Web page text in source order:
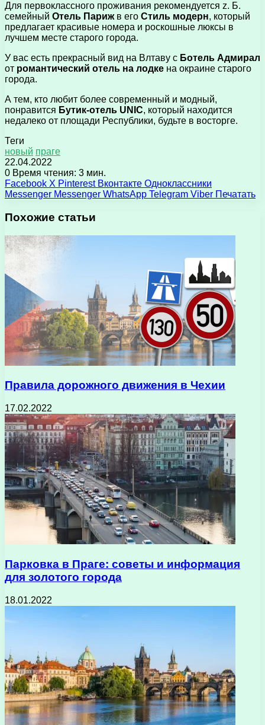
Для первоклассного проживания рекомендуется z. Б.
семейный Отель Парижв его Стиль модерн, который
предлагает красивые номера и роскошные люксы в
лучшем месте старого города.
У вас есть прекрасный вид на Влтаву с Ботель Адмирал
от романтический отель на лодке на окраине старого
города.
А тем, кто любит более современный и модный,
понравится Бутик-отель UNIC, который находится
недалеко от площади Республики, будьте в восторге.
Теги
новый праге
22.04.2022
0 Время чтения: 3 мин.
Facebook X Pinterest Вконтакте Одноклассники
Messenger Messenger WhatsApp Telegram Viber Печатать
Похожие статьи
Правила дорожного движения в Чехии
17.02.2022
Парковка в Праге: советы и информация
для золотого города
18.01.2022